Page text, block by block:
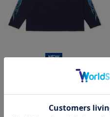
NEW
YOKOHAMA STAR☆NIGHT 2026/